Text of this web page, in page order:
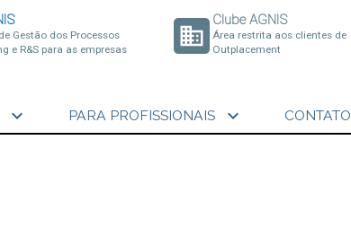
Gestão dos Processos
e R&S para as empresas
business
Clube AGNIS
Área restrita aos clientes de
Outplacement
expand_more PARA PROFISSIONAIS expand_more CONTATO